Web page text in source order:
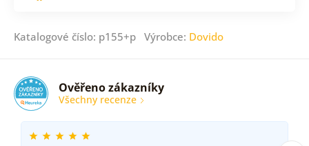
Katalogové číslo: p155+p Výrobce: Dovido
Ověřeno zákazníky
Všechny recenze